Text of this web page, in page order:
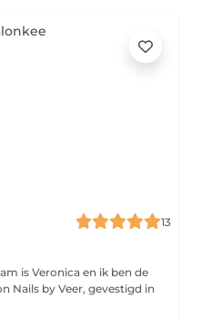
13
Nails by Veer, gevestigd in